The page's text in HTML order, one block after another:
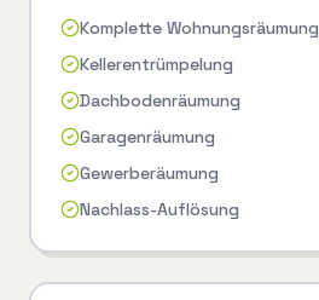
Komplette Wohnungsräumung
Kellerentrümpelung
Dachbodenräumung
Garagenräumung
Gewerberäumung
Nachlass-Auflösung